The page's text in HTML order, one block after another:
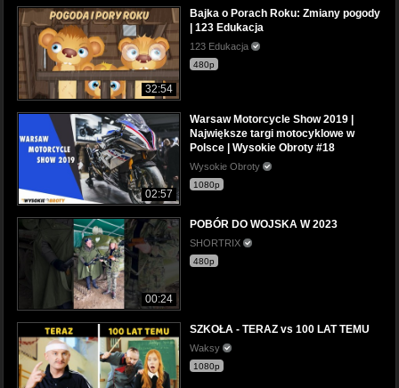
32:54
Bajka o Porach Roku: Zmiany pogody
| 123 Edukacja
123 Edukacja
480p
02:57
Warsaw Motorcycle Show 2019 |
Największe targi motocyklowe w
Polsce | Wysokie Obroty #18
Wysokie Obroty
1080p
00:24
POBÓR DO WOJSKA W 2023
SHORTRIX
480p
SZKOŁA - TERAZ vs 100 LAT TEMU
Waksy
1080p